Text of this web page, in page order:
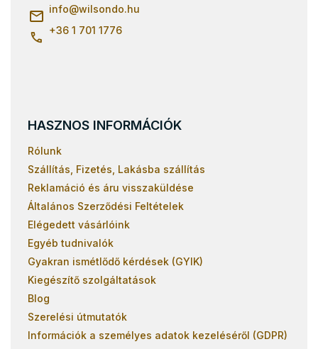
info@wilsondo.hu
+36 1 701 1776
HASZNOS INFORMÁCIÓK
Rólunk
Szállítás, Fizetés, Lakásba szállítás
Reklamáció és áru visszaküldése
Általános Szerződési Feltételek
Elégedett vásárlóink
Egyéb tudnivalók
Gyakran ismétlődő kérdések (GYIK)
Kiegészítő szolgáltatások
Blog
Szerelési útmutatók
Információk a személyes adatok kezeléséről (GDPR)